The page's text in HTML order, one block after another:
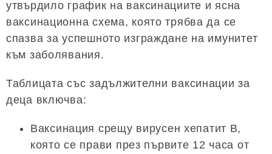
утвърдило график на ваксинациите и ясна
ваксинационна схема, която трябва да се
спазва за успешното изграждане на имунитет
към заболявания.
Таблицата със задължителни ваксинации за
деца включва:
Ваксинация срещу вирусен хепатит В,
която се прави през първите 12 часа от